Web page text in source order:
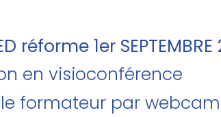
réforme 1er SEPTEMBRE
en visioconférence
le formateur par webcam